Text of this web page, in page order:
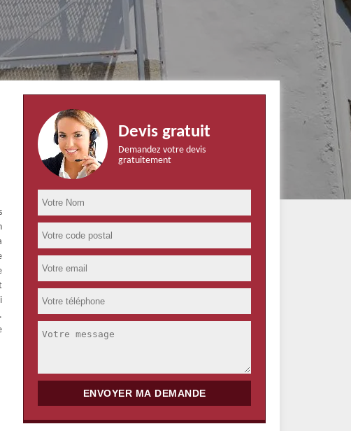
Devis gratuit
Demandez votre devis
gratuitement